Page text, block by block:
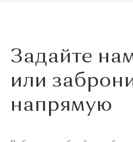
Задайте
или
напрямую